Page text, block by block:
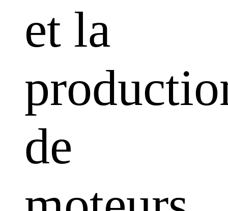
et la
de